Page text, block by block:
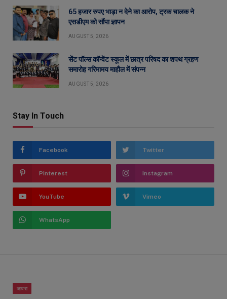
65 हजार रुपए भाड़ा न देने का आरोप, ट्रक चालक ने
एसडीएम को सौंपा ज्ञापन
AUGUST 5, 2026
सेंट पॉल्स कॉन्वेंट स्कूल में छात्र परिषद का शपथ ग्रहण
समारोह गरिमामय माहौल में संपन्न
AUGUST 5, 2026
Stay In Touch
Facebook Twitter
Pinterest Instagram
YouTube Vimeo
WhatsApp
जावरा